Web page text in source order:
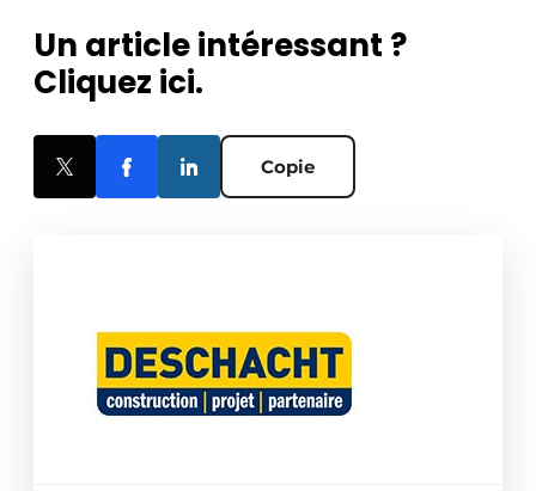
Un article intéressant ?
Cliquez ici.
Copie